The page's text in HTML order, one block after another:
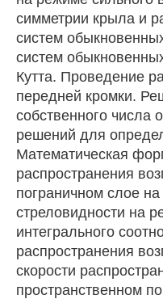
симметрии крыла и
систем
систем
Кутта. Проведение
передней кромки.
собственного числа
решений для
Математическая
распространения
пограничном слое
стреловидности на
интегрального
распространения
скорости
пространственном